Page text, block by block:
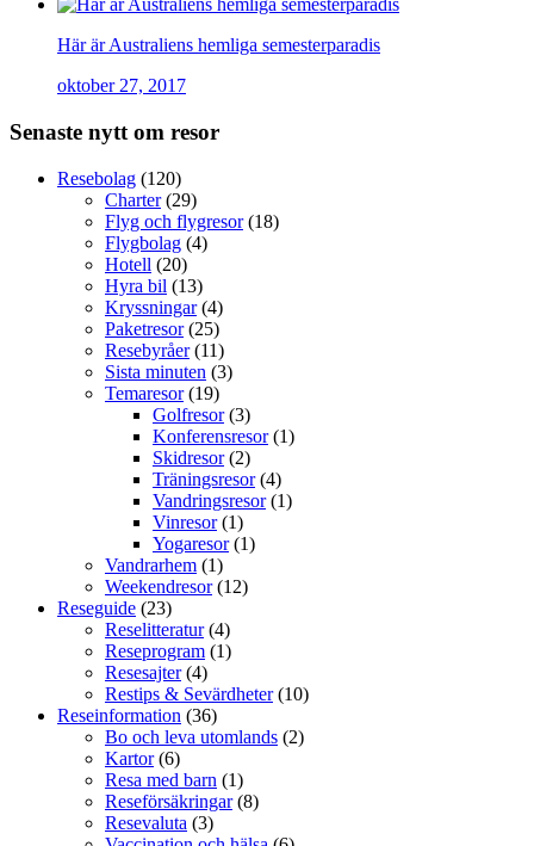
Här är Australiens hemliga semesterparadis
oktober 27, 2017
Senaste nytt om resor
Resebolag (120)
Charter(29)
Flyg och flygresor(18)
Flygbolag (4)
Hotell (20)
Hyra bil (13)
Kryssningar(4)
Paketresor(25)
Resebyråer(11)
Sista minuten (3)
Temaresor(19)
Golfresor(3)
Konferensresor(1)
Skidresor(2)
Träningsresor(4)
Vandringsresor(1)
Vinresor(1)
Yogaresor(1)
Vandrarhem (1)
Weekendresor(12)
Reseguide (23)
Reselitteratur(4)
Reseprogram (1)
Resesajter(4)
Restips & Sevärdheter(10)
Reseinformation (36)
Bo och leva utomlands (2)
Kartor(6)
Resa med barn (1)
Reseförsäkringar(8)
Resevaluta (3)